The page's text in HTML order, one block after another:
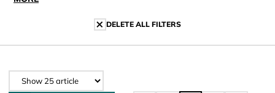
DELETE ALL FILTERS